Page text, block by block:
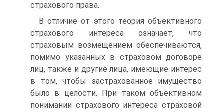
страхового права.
В отличие от этого теория объективного
страхового интереса означает, что
страховым возмещением обеспечиваются,
помимо указанных в страховом договоре
лиц, также и другие лица, имеющие интерес
в том, чтобы застрахованное имущество
было в целости. При таком объективном
понимании страхового интереса страховой